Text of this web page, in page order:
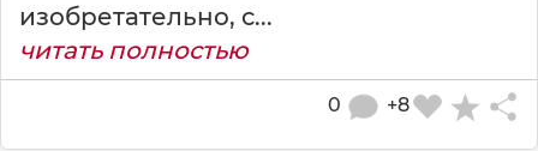
изобретательно, с...
читать полностью
+8
0